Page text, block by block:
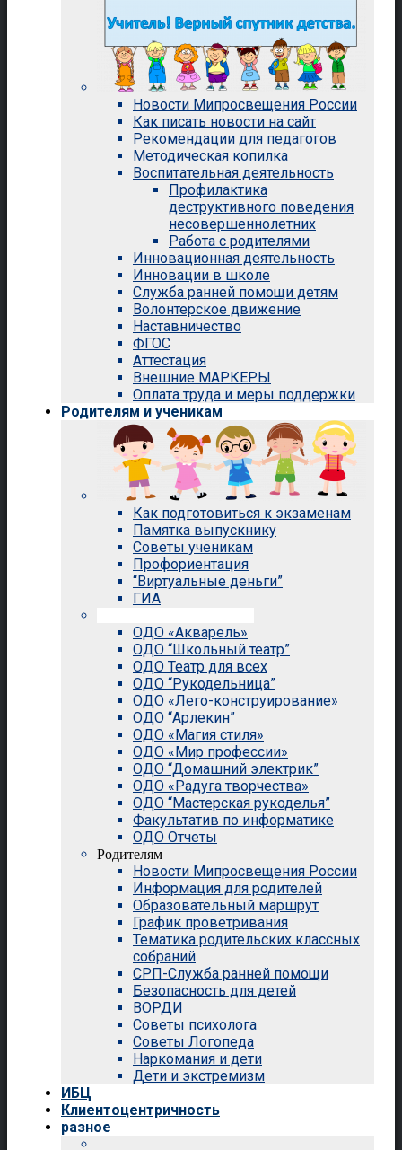
Новости Мипросвещения России
Как писать новости на сайт
Рекомендации для педагогов
Методическая копилка
Воспитательная деятельность
Профилактика
деструктивного поведения
несовершеннолетних
Работа с родителями
Инновационная деятельность
Инновации в школе
Служба ранней помощи детям
Волонтерское движение
Наставничество
ФГОС
Аттестация
Внешние МАРКЕРЫ
Оплата труда и меры поддержки
Родителям и ученикам
Как подготовиться к экзаменам
Памятка выпускнику
Советы ученикам
Профориентация
“Виртуальные деньги”
ГИА
ОДО «Акварель»
ОДО “Школьный театр”
ОДО Театр для всех
ОДО “Рукодельница”
ОДО «Лего-конструирование»
ОДО “Арлекин”
ОДО «Магия стиля»
ОДО «Мир профессии»
ОДО “Домашний электрик”
ОДО «Радуга творчества»
ОДО “Мастерская рукоделья”
Факультатив по информатике
ОДО Отчеты
Родителям
Новости Мипросвещения России
Информация для родителей
Образовательный маршрут
График проветривания
Тематика родительских классных
собраний
СРП-Служба ранней помощи
Безопасность для детей
ВОРДИ
Советы психолога
Советы Логопеда
Наркомания и дети
Дети и экстремизм
ИБЦ
Клиентоцентричность
разное